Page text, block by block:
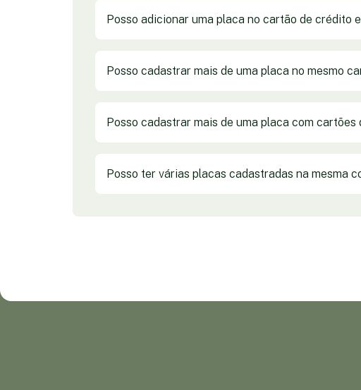
Posso adicionar uma placa no cartão de crédito
Posso cadastrar mais de uma placa no mesmo
Posso cadastrar mais de uma placa com
Posso ter várias placas cadastradas na mesma